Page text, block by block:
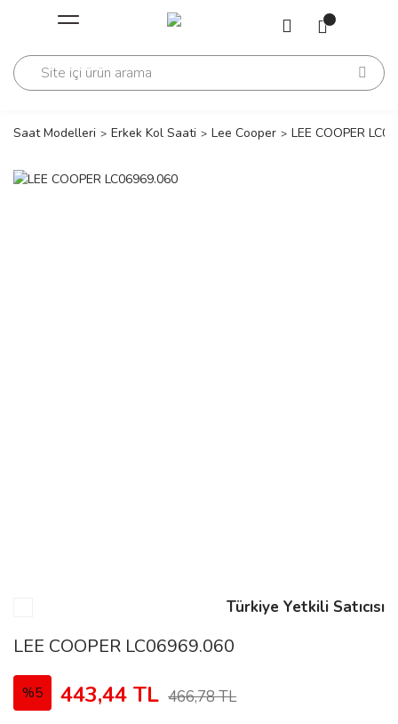
Geri Dön
Geri Dön
Saat Modelleri Erkek Kol Saati Lee Cooper LEE COOPER
Türkiye Yetkili Satıcısı
LEE COOPER LC06969.060
%5 443,44 TL 466,78 TL